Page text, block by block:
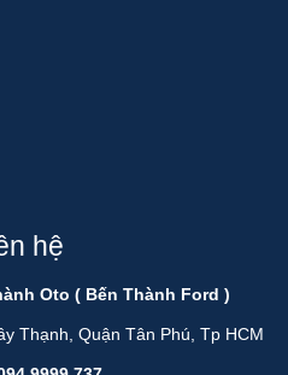
hệ
Oto ( Bến Thành Ford )
Thạnh, Quận Tân Phú, Tp HCM